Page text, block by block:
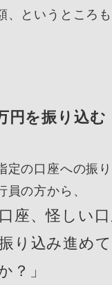
、というところ
円を振り込む
定の口座への振
員の方から、
座、怪しい
り込み進め
？」